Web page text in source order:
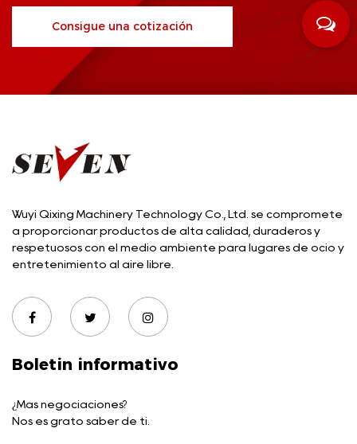
Consigue una cotización
Wuyi Qixing Machinery Technology Co., Ltd. se compromete
a proporcionar productos de alta calidad, duraderos y
respetuosos con el medio ambiente para lugares de ocio y
entretenimiento al aire libre.
Boletin informativo
¿Más negociaciones?
Nos es grato saber de ti.